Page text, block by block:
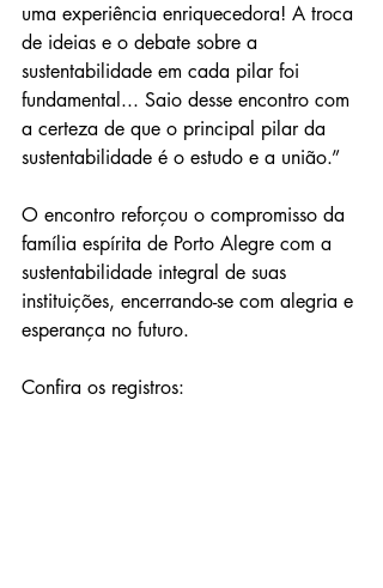
uma experiência enriquecedora! A troca
de ideias e o debate sobre a
sustentabilidade em cada pilar foi
fundamental... Saio desse encontro com
a certeza de que o principal pilar da
sustentabilidade é o estudo e a união.”
O encontro reforçou o compromisso da
família espírita de Porto Alegre com a
sustentabilidade integral de suas
instituições, encerrando-se com alegria e
esperança no futuro.
Confira os registros: